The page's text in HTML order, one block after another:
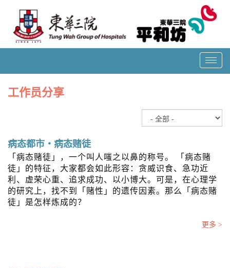
T
o
l
g
a
t
o
工作员分享
病态都市‧病态赌徒
「病态赌徒」，一个叫人嗤之以鼻的称号。 「病态赌
徒」的特征，大家都会如此形容：贪威识食、急功近
利、虚荣心重、追求成功、以小博大。可是，在心理学
的研究上，找不到「赌性」的遗传因素。那么「病态赌
徒」是怎样炼成的？
更多 >